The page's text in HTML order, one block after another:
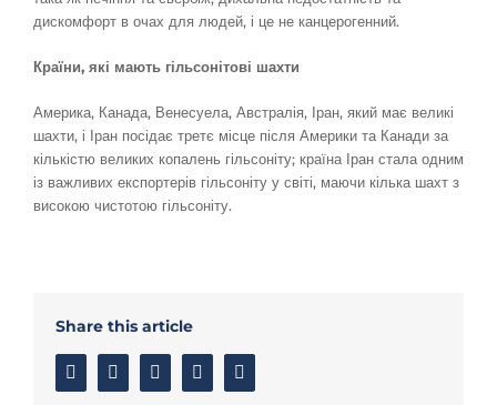
дискомфорт в очах для людей, і це не канцерогенний.
Країни, які мають гільсонітові шахти
Америка, Канада, Венесуела, Австралія, Іран, який має великі
шахти, і Іран посідає третє місце після Америки та Канади за
кількістю великих копалень гільсоніту; країна Іран стала одним
із важливих експортерів гільсоніту у світі, маючи кілька шахт з
високою чистотою гільсоніту.
Share this article
FacebookTwitter LinkedinGoogle+